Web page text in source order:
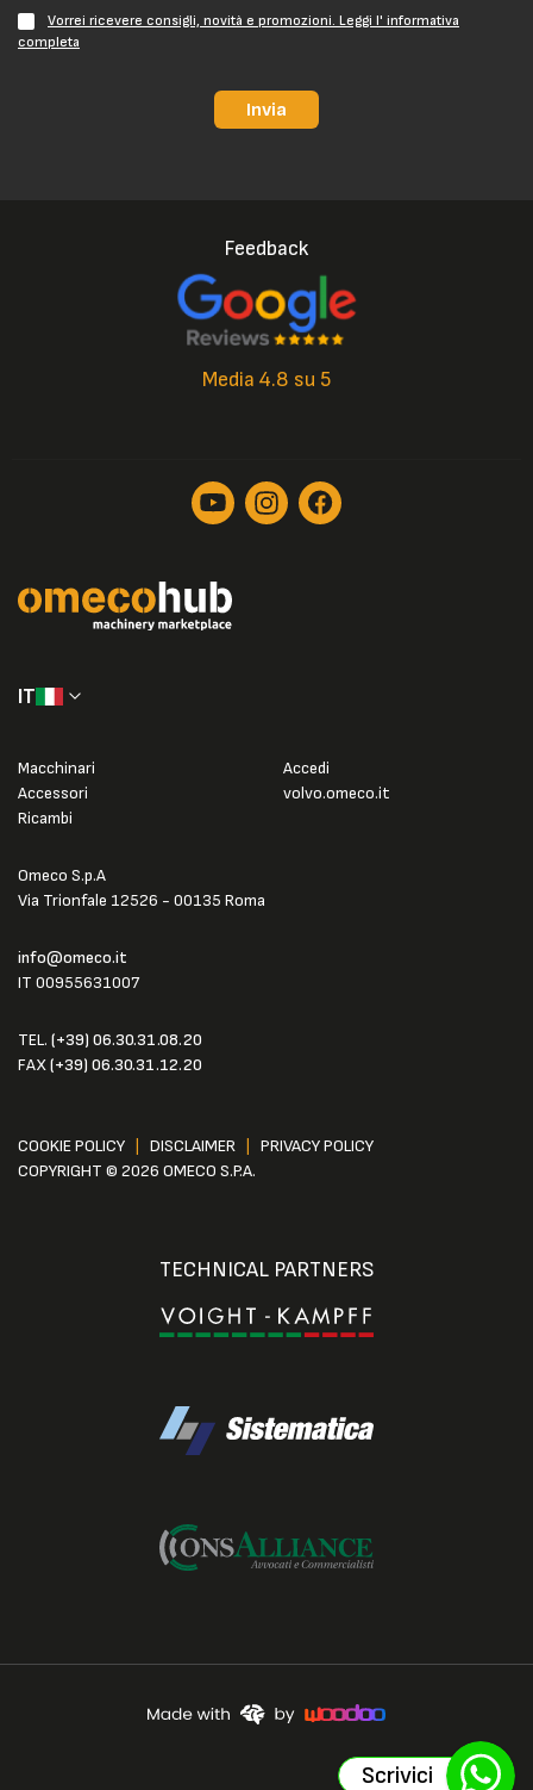
Vorrei ricevere consigli, novità e promozioni. Leggi l' informativa
completa
Invia
Feedback
Media 4.8 su 5
IT
Omeco S.p.A
Via Trionfale 12526 - 00135 Roma
info@omeco.it
IT 00955631007
TEL. (+39) 06.30.31.08.20
FAX(+39) 06.30.31.12.20
Macchinari
Accessori
Ricambi
Accedi
volvo.omeco.it
COOKIE POLICY DISCLAIMER
PRIVACY POLICY
COPYRIGHT © 2026 OMECO S.P.A.
TECHNICAL PARTNERS
Scrivici